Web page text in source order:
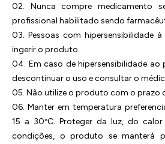
02. Nunca compre medicamento
profissional habilitado sendo
03. Pessoas com hipersensibilidade
ingerir o produto.
04. Em caso de hipersensibilidade
descontinuar o uso e consultar o
05. Não utilize o produto com o prazo
06. Manter em temperatura
15 a 30ºC. Proteger da luz, do
condições, o produto se manterá